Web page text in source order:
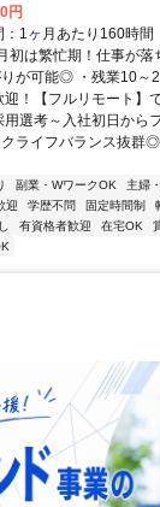
円
1ヶ月あたり160時間
は繁忙期！仕事が落
が可能◎ ・残業10～
！【フルリモート】
選考～入社初日から
クライフバランス抜
副業・WワークOK
主婦
迎 学歴不問 固定時間制
有資格者歓迎 在宅OK